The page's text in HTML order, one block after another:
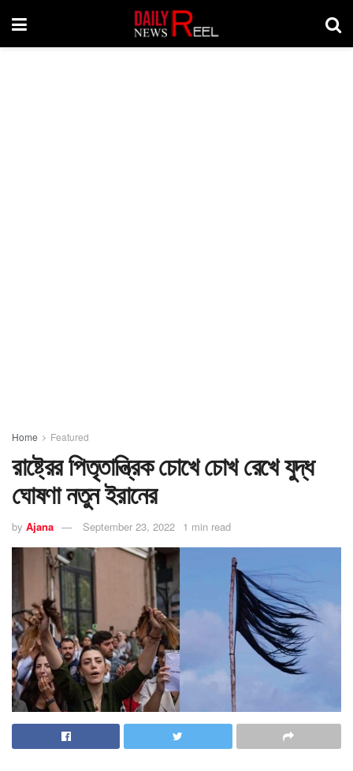
Home Featured
রাষ্ট্রের পিতৃতান্ত্রিক চোখে চোখ রেখে যুদ্ধ
ঘোষণা নতুন ইরানের
by Ajana September 23, 2022 1 min read